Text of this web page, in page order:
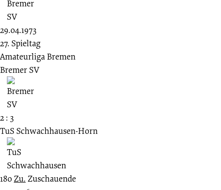
29.04.1973
27. Spieltag
Amateurliga Bremen
Bremer SV
2 : 3
TuS Schwachhausen-Horn
180 Zu. Zuschauende